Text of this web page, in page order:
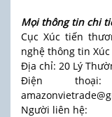
Mọi thông tin chi
Cục Xúc tiến
nghệ thông tin
Địa chỉ: 20 Lý
Điện thoại:
Người liên hệ: